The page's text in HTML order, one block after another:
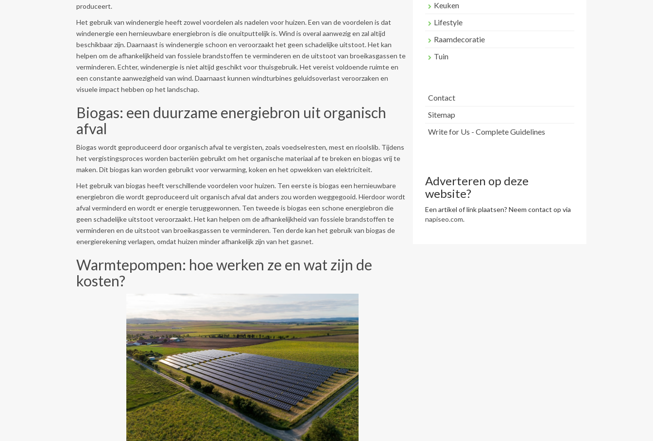
produceert.
Het gebruik van windenergie heeft zowel voordelen als nadelen voor huizen. Een van de voordelen is dat
windenergie een hernieuwbare energiebron is die onuitputtelijk is. Wind is overal aanwezig en zal altijd
beschikbaar zijn. Daarnaast is windenergie schoon en veroorzaakt het geen schadelijke uitstoot. Het kan
helpen om de afhankelijkheid van fossiele brandstoffen te verminderen en de uitstoot van broeikasgassen te
verminderen. Echter, windenergie is niet altijd geschikt voor thuisgebruik. Het vereist voldoende ruimte en
een constante aanwezigheid van wind. Daarnaast kunnen windturbines geluidsoverlast veroorzaken en
visuele impact hebben op het landschap.
Biogas: een duurzame energiebron uit organisch
afval
Biogas wordt geproduceerd door organisch afval te vergisten, zoals voedselresten, mest en rioolslib. Tijdens
het vergistingsproces worden bacteriën gebruikt om het organische materiaal af te breken en biogas vrij te
maken. Dit biogas kan worden gebruikt voor verwarming, koken en het opwekken van elektriciteit.
Het gebruik van biogas heeft verschillende voordelen voor huizen. Ten eerste is biogas een hernieuwbare
energiebron die wordt geproduceerd uit organisch afval dat anders zou worden weggegooid. Hierdoor wordt
afval verminderd en wordt er energie teruggewonnen. Ten tweede is biogas een schone energiebron die
geen schadelijke uitstoot veroorzaakt. Het kan helpen om de afhankelijkheid van fossiele brandstoffen te
verminderen en de uitstoot van broeikasgassen te verminderen. Ten derde kan het gebruik van biogas de
energierekening verlagen, omdat huizen minder afhankelijk zijn van het gasnet.
Warmtepompen: hoe werken ze en wat zijn de
kosten?
Keuken
Lifestyle
Raamdecoratie
Tuin
Contact
Sitemap
Write for Us - Complete Guidelines
Adverteren op deze
website?
Een artikel of link plaatsen? Neem contact op via
napiseo.com.